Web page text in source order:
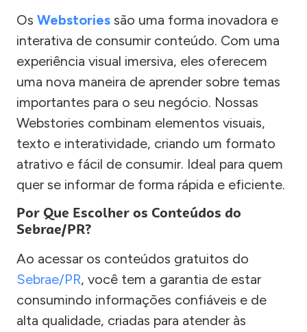
Os Webstories são uma forma inovadora e
interativa de consumir conteúdo. Com uma
experiência visual imersiva, eles oferecem
uma nova maneira de aprender sobre temas
importantes para o seu negócio. Nossas
Webstories combinam elementos visuais,
texto e interatividade, criando um formato
atrativo e fácil de consumir. Ideal para quem
quer se informar de forma rápida e eficiente.
Por Que Escolher os Conteúdos do
Sebrae/PR?
Ao acessar os conteúdos gratuitos do
Sebrae/PR, você tem a garantia de estar
consumindo informações confiáveis e de
alta qualidade, criadas para atender às